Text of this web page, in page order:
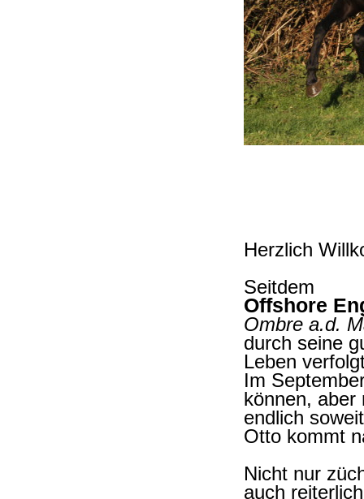
Herzlich
Seitdem
Offshore
Ombre a.d.
durch seine
Leben
Im
können, aber
endlich
Otto kommt
Nicht nur
auch